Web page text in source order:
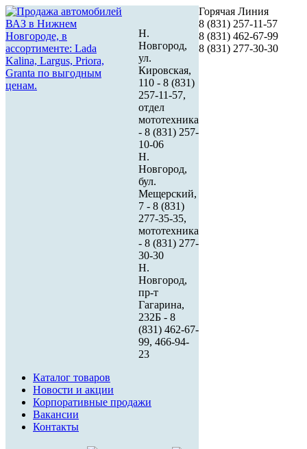
Н.
Новгород,
ул.
Кировская,
110 - 8 (831)
257-11-57,
отдел
мототехника
- 8 (831) 257-
10-06
Н.
Новгород,
бул.
Мещерский,
7 - 8 (831)
277-35-35,
мототехника
- 8 (831) 277-
30-30
Н.
Новгород,
пр-т
Гагарина,
232Б - 8
(831) 462-67-
99, 466-94-
23
Каталог товаров
Новости и акции
Корпоративные продажи
Вакансии
Контакты
Горячая Линия
8 (831) 257-11-57
8 (831) 462-67-99
8 (831) 277-30-30